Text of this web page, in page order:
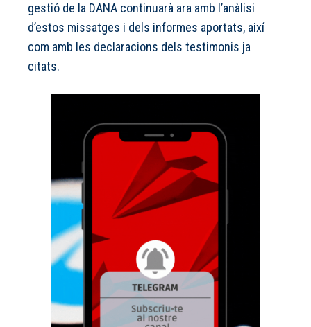
gestió de la DANA continuarà ara amb l’anàlisi
d’estos missatges i dels informes aportats, així
com amb les declaracions dels testimonis ja
citats.